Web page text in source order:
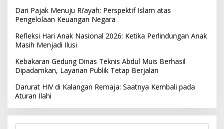
Dari Pajak Menuju Ri’ayah: Perspektif Islam atas
Pengelolaan Keuangan Negara
Refleksi Hari Anak Nasional 2026: Ketika Perlindungan Anak
Masih Menjadi Ilusi
Kebakaran Gedung Dinas Teknis Abdul Muis Berhasil
Dipadamkan, Layanan Publik Tetap Berjalan
Darurat HIV di Kalangan Remaja: Saatnya Kembali pada
Aturan Ilahi